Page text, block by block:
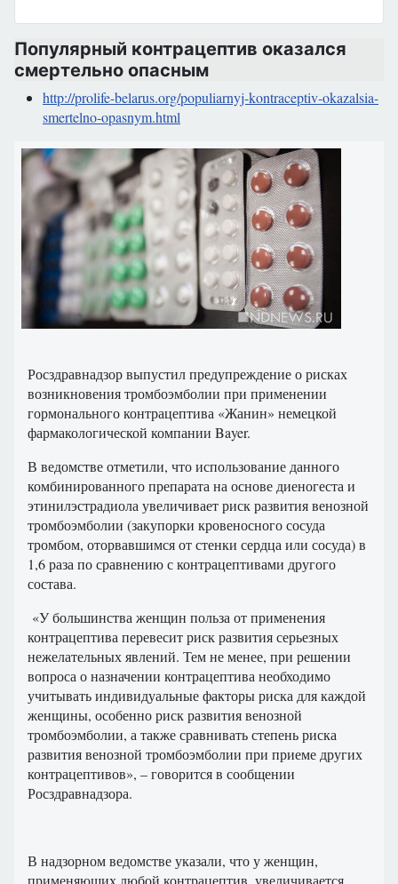
Популярный контрацептив оказался
смертельно опасным
http://prolife-belarus.org/populiarnyj-kontraceptiv-okazalsia-
smertelno-opasnym.html
Росздравнадзор выпустил предупреждение о рисках
возникновения тромбоэмболии при применении
гормонального контрацептива «Жанин» немецкой
фармакологической компании Bayer.
В ведомстве отметили, что использование данного
комбинированного препарата на основе диеногеста и
этинилэстрадиола увеличивает риск развития венозной
тромбоэмболии (закупорки кровеносного сосуда
тромбом, оторвавшимся от стенки сердца или сосуда) в
1,6 раза по сравнению с контрацептивами другого
состава.
«У большинства женщин польза от применения
контрацептива перевесит риск развития серьезных
нежелательных явлений. Тем не менее, при решении
вопроса о назначении контрацептива необходимо
учитывать индивидуальные факторы риска для каждой
женщины, особенно риск развития венозной
тромбоэмболии, а также сравнивать степень риска
развития венозной тромбоэмболии при приеме других
контрацептивов», – говорится в сообщении
Росздравнадзора.
В надзорном ведомстве указали, что у женщин,
применяющих любой контрацептив, увеличивается